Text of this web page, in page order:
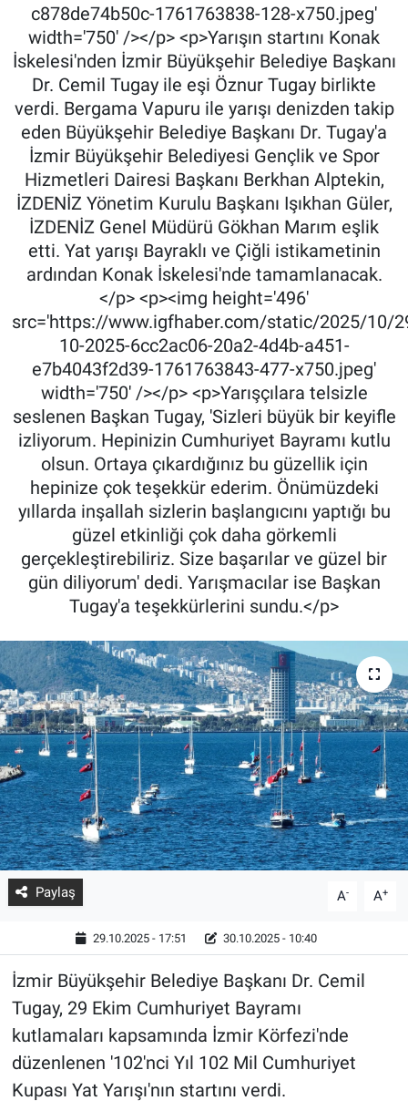
c878de74b50c-1761763838-128-x750.jpeg'
width='750' /></p> <p>Yarışın startını Konak
İskelesi'nden İzmir Büyükşehir Belediye Başkanı
Dr. Cemil Tugay ile eşi Öznur Tugay birlikte
verdi. Bergama Vapuru ile yarışı denizden takip
eden Büyükşehir Belediye Başkanı Dr. Tugay'a
İzmir Büyükşehir Belediyesi Gençlik ve Spor
Hizmetleri Dairesi Başkanı Berkhan Alptekin,
İZDENİZ Yönetim Kurulu Başkanı Işıkhan Güler,
İZDENİZ Genel Müdürü Gökhan Marım eşlik
etti. Yat yarışı Bayraklı ve Çiğli istikametinin
ardından Konak İskelesi'nde tamamlanacak.
</p> <p><img height='496'
src='https://www.igfhaber.com/static/2025/10/
10-2025-6cc2ac06-20a2-4d4b-a451-
e7b4043f2d39-1761763843-477-x750.jpeg'
width='750' /></p> <p>Yarışçılara telsizle
seslenen Başkan Tugay, 'Sizleri büyük bir keyifle
izliyorum. Hepinizin Cumhuriyet Bayramı kutlu
olsun. Ortaya çıkardığınız bu güzellik için
hepinize çok teşekkür ederim. Önümüzdeki
yıllarda inşallah sizlerin başlangıcını yaptığı bu
güzel etkinliği çok daha görkemli
gerçekleştirebiliriz. Size başarılar ve güzel bir
gün diliyorum' dedi. Yarışmacılar ise Başkan
Tugay'a teşekkürlerini sundu.</p>
Paylaş A- A+
29.10.2025 - 17:51 30.10.2025 - 10:40
İzmir Büyükşehir Belediye Başkanı Dr. Cemil
Tugay, 29 Ekim Cumhuriyet Bayramı
kutlamaları kapsamında İzmir Körfezi'nde
düzenlenen '102'nci Yıl 102 Mil Cumhuriyet
Kupası Yat Yarışı'nın startını verdi.